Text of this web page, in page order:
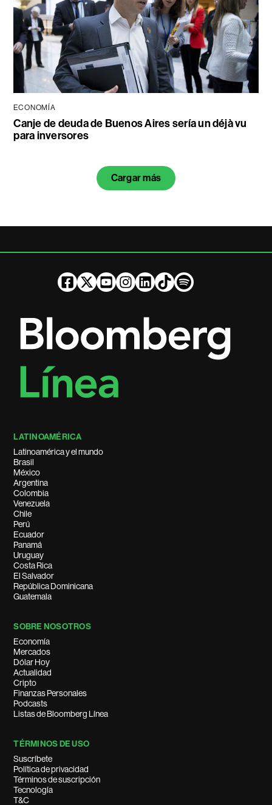
ECONOMÍA
Canje de deuda de Buenos Aires sería un déjà vu
para inversores
Cargar más
LATINOAMÉRICA
Latinoamérica y el mundo
Brasil
México
Argentina
Colombia
Venezuela
Chile
Perú
Ecuador
Panamá
Uruguay
Costa Rica
El Salvador
República Dominicana
Guatemala
SOBRE NOSOTROS
Economía
Mercados
Dólar Hoy
Actualidad
Cripto
Finanzas Personales
Podcasts
Listas de Bloomberg Línea
TÉRMINOS DE USO
Suscríbete
Política de privacidad
Términos de suscripción
Tecnología
T&C